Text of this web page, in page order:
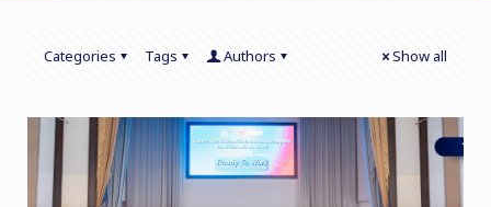
Categories Tags Authors Show all